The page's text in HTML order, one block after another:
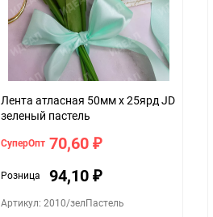
Лента атласная 50мм х 25ярд JD
зеленый пастель
СуперОпт 70,60 ₽
Розница 94,10 ₽
Артикул: 2010/зелПастель